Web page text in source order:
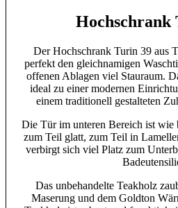
Hochschrank
Der Hochschrank Turin 39 aus
perfekt den gleichnamigen
offenen Ablagen viel Stauraum.
ideal zu einer modernen
einem traditionell gestalteten
Die Tür im unteren Bereich ist wie
zum Teil glatt, zum Teil in
verbirgt sich viel Platz zum
Das unbehandelte Teakholz
Maserung und dem Goldton